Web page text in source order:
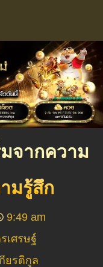
จากความ
มรู้สึก
9:49 am
เศรษฐ์
ยรติกูล